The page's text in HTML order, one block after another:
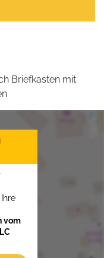
Briefkasten mit
vom